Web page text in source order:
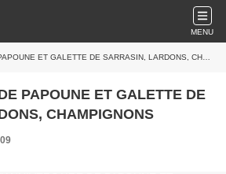
MENU
ET GALETTE DE SARRASIN, LARDONS, CHAMPIGNONS
PAPOUNE ET GALETTE DE
CHAMPIGNONS